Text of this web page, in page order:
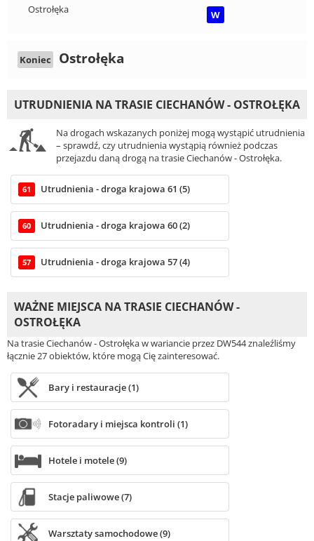
Ostrołęka W
Koniec Ostrołęka
UTRUDNIENIA NA TRASIE CIECHANÓW - OSTROŁĘKA
Na drogach wskazanych poniżej mogą wystąpić utrudnienia
– sprawdź, czy utrudnienia wystąpią również podczas
przejazdu daną drogą na trasie Ciechanów - Ostrołęka.
61 Utrudnienia - droga krajowa 61 (5)
60 Utrudnienia - droga krajowa 60 (2)
57 Utrudnienia - droga krajowa 57 (4)
WAŻNE MIEJSCA NA TRASIE CIECHANÓW -
OSTROŁĘKA
Na trasie Ciechanów - Ostrołęka w wariancie przez DW544 znaleźliśmy
łącznie 27 obiektów, które mogą Cię zainteresować.
Bary i restauracje (1)
Fotoradary i miejsca kontroli (1)
Hotele i motele (9)
Stacje paliwowe (7)
Warsztaty samochodowe (9)